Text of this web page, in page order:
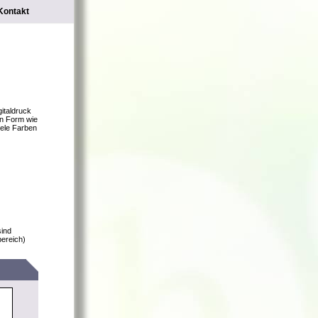
Form wie
Farben